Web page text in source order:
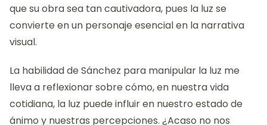
que su obra sea tan cautivadora, pues la luz se
convierte en un personaje esencial en la narrativa
visual.
La habilidad de Sánchez para manipular la luz me
lleva a reflexionar sobre cómo, en nuestra vida
cotidiana, la luz puede influir en nuestro estado de
ánimo y nuestras percepciones. ¿Acaso no nos